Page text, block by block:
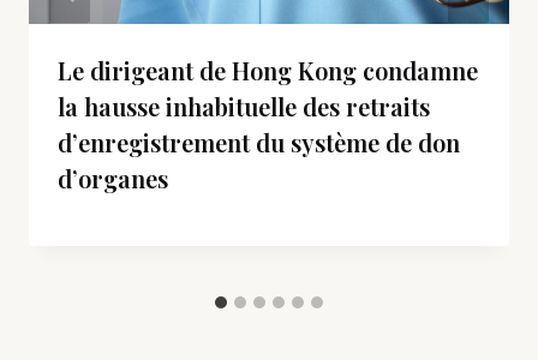
Le dirigeant de Hong Kong condamne
la hausse inhabituelle des retraits
d’enregistrement du système de don
d’organes